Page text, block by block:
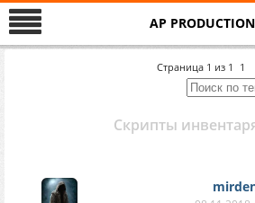
AP PRODUCTION
Страница 1 из 1 1
Скрипты